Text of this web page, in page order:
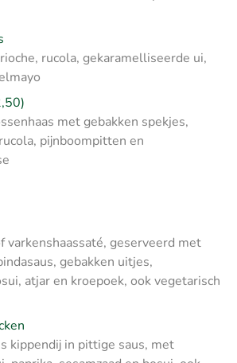
rucola, gekaramelliseerde ui,
met gebakken spekjes,
pijnboompitten en
varkenshaassaté, geserveerd met
gebakken uitjes,
atjar en kroepoek, ook vegetarisch
kippendij in pittige saus, met